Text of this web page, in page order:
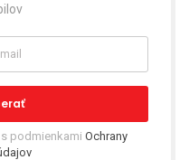
podmienkami Ochrany